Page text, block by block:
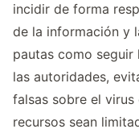
incidir de forma
de la información y
pautas como
las autoridades,
falsas sobre el
recursos sean